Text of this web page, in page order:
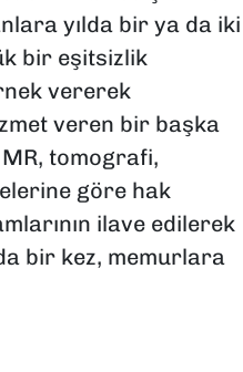
yılda bir ya da iki
bir eşitsizlik
vererek
veren bir başka
MR, tomografi,
göre hak
ilave edilerek
bir kez, memurlara